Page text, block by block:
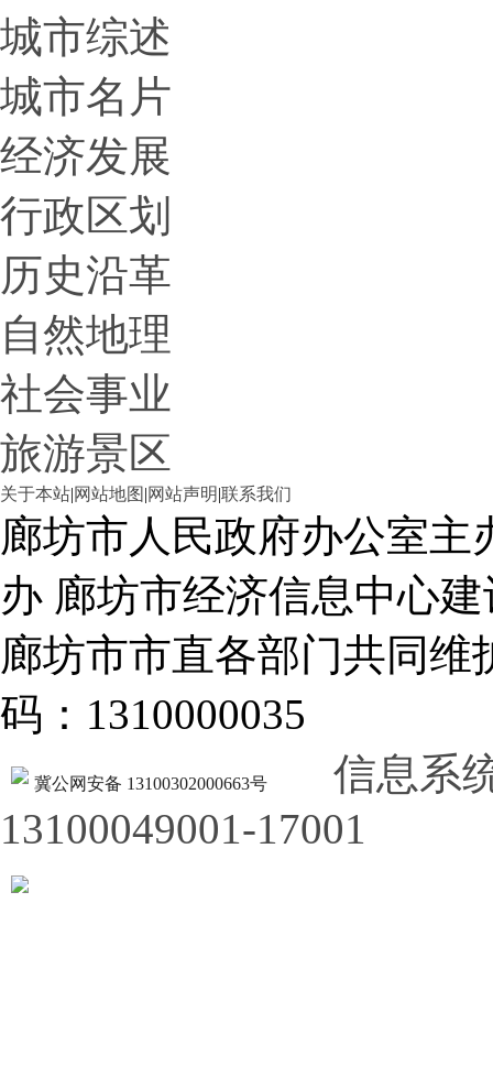
城市综述
城市名片
经济发展
行政区划
历史沿革
自然地理
社会事业
旅游景区
关于本站|网站地图 |网站声明|联系我们
廊坊市人民政府办公室
办 廊坊市经济信息中心建
廊坊市市直各部门共同
码：1310000035
冀公网安备 13100302000663号
信息系
13100049001-17001